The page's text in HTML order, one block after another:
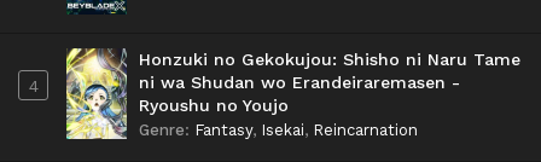
4
Honzuki no Gekokujou: Shisho ni Naru Tame
ni wa Shudan wo Erandeiraremasen -
Ryoushu no Youjo
Genre: Fantasy, Isekai, Reincarnation